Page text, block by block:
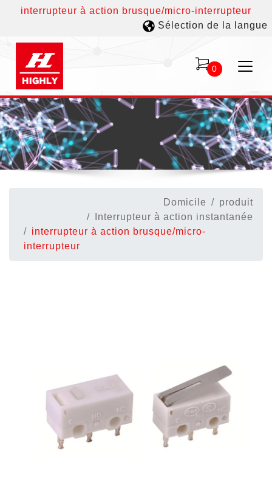
interrupteur à action brusque/micro-interrupteur
Sélection de la langue
0
Domicile
produit
Interrupteur à action instantanée
interrupteur à action brusque/micro-
interrupteur